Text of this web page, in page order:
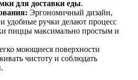
для доставки еды.
Эргономичный дизайн,
удобные ручки делают процесс
пиццы максимально простым и
моющиеся поверхности
чистоту и соблюдать